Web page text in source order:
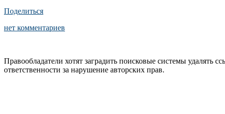
Поделиться
нет комментариев
Правообладатели хотят заградить поисковые системы удалять
ответственности за нарушение авторских прав.